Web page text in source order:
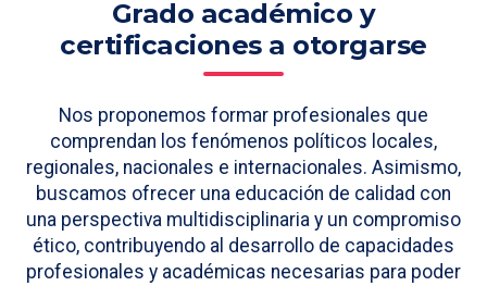
Grado académico y
certificaciones a otorgarse
Nos proponemos formar profesionales que
comprendan los fenómenos políticos locales,
regionales, nacionales e internacionales. Asimismo,
buscamos ofrecer una educación de calidad con
una perspectiva multidisciplinaria y un compromiso
ético, contribuyendo al desarrollo de capacidades
profesionales y académicas necesarias para poder